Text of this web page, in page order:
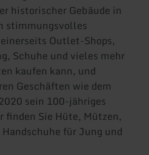
historischer Gebäude in
stimmungsvolles
Outlet-Shops,
Schuhe und vieles mehr
kaufen kann, und
Geschäften wie dem
sein 100-jähriges
Sie Hüte, Mützen,
für Jung und